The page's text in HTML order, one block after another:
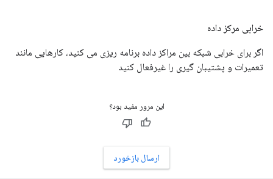
خرابی مرکز داده
اگر برای خرابی شبکه بین مراکز داده برنامه ریزی می کنید، کارهایی مانند
تعمیرات و پشتیبان گیری را غیرفعال کنید
این مرور مفید بود؟
ارسال بازخورد